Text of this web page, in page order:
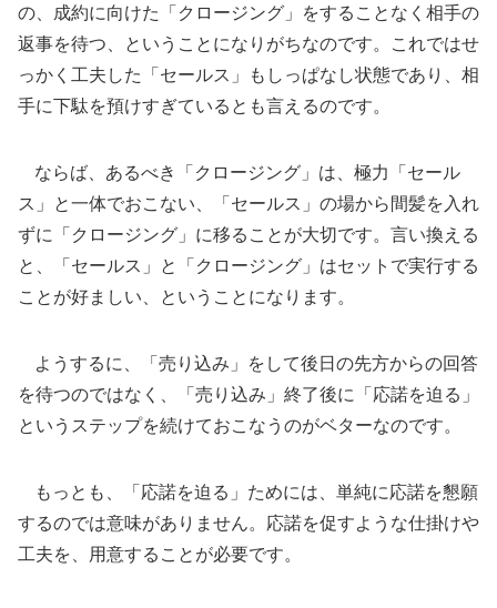
の、成約に向けた「クロージング」をすることなく相手の
返事を待つ、ということになりがちなのです。これではせ
っかく工夫した「セールス」もしっぱなし状態であり、相
手に下駄を預けすぎているとも言えるのです。
ならば、あるべき「クロージング」は、極力「セール
ス」と一体でおこない、「セールス」の場から間髪を入れ
ずに「クロージング」に移ることが大切です。言い換える
と、「セールス」と「クロージング」はセットで実行する
ことが好ましい、ということになります。
ようするに、「売り込み」をして後日の先方からの回答
を待つのではなく、「売り込み」終了後に「応諾を迫る」
というステップを続けておこなうのがベターなのです。
もっとも、「応諾を迫る」ためには、単純に応諾を懇願
するのでは意味がありません。応諾を促すような仕掛けや
工夫を、用意することが必要です。